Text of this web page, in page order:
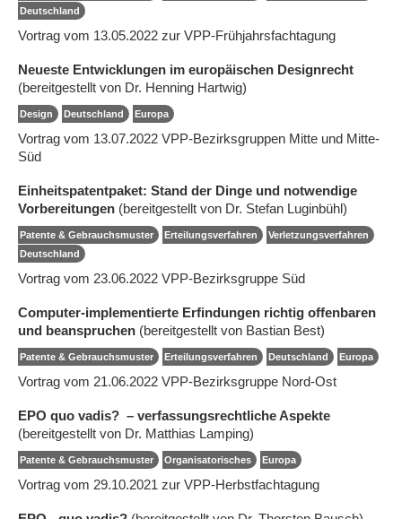
Deutschland
Vortrag vom 13.05.2022 zur VPP-Frühjahrsfachtagung
Neueste Entwicklungen im europäischen Designrecht
(bereitgestellt von Dr. Henning Hartwig)
Design Deutschland Europa
Vortrag vom 13.07.2022 VPP-Bezirksgruppen Mitte und Mitte-
Süd
Einheitspatentpaket: Stand der Dinge und notwendige
Vorbereitungen (bereitgestellt von Dr. Stefan Luginbühl)
Patente & Gebrauchsmuster Erteilungsverfahren
Verletzungsverfahren
Deutschland
Vortrag vom 23.06.2022 VPP-Bezirksgruppe Süd
Computer-implementierte Erfindungen richtig offenbaren
und beanspruchen (bereitgestellt von Bastian Best)
Patente & Gebrauchsmuster Erteilungsverfahren Deutschland Europa
Vortrag vom 21.06.2022 VPP-Bezirksgruppe Nord-Ost
EPO quo vadis? – verfassungsrechtliche Aspekte
(bereitgestellt von Dr. Matthias Lamping)
Patente & Gebrauchsmuster Organisatorisches Europa
Vortrag vom 29.10.2021 zur VPP-Herbstfachtagung